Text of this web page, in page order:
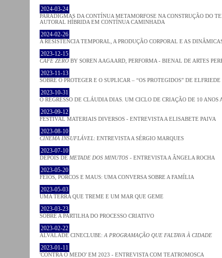
2024-03-24
PARADIGMAS DA CONTÍNUA METAMORFOSE NA CONSTRUÇÃO DO
AUTORAL HÍBRIDA EM CONTÍNUA CAMINHADA
2024-02-26
A RESISTÊNCIA TEMPORAL, A PRODUÇÃO CORPORAL E AS
2023-12-15
CAFE ZERO BY SOREN AAGAARD, PERFORMA - BIENAL DE ARTES
2023-11-13
SOBRE O PROTEGER E O SUPLICAR – “OS PROTEGIDOS” DE
2023-10-31
O REGRESSO DE CLÁUDIA DIAS. UM CICLO DE CRIAÇÃO DE 10
2023-09-12
FESTIVAL MATERIAIS DIVERSOS - ENTREVISTA A ELISABETE PAIVA
2023-08-10
CINEMA INSUFLÁVEL: ENTREVISTA A SÉRGIO MARQUES
2023-07-10
DEPOIS DE METADE DOS MINUTOS - ENTREVISTA A ÂNGELA ROCHA
2023-05-20
FEIOS, PORCOS E MAUS: UMA CONVERSA SOBRE A FAMÍLIA
2023-05-03
UMA TERRA QUE TREME E UM MAR QUE GEME
2023-03-23
SOBRE A PARTILHA DO PROCESSO CRIATIVO
2023-02-22
ALVALADE CINECLUBE: A PROGRAMAÇÃO QUE FALTAVA À CIDADE
2023-01-11
'CONTRA O MEDO' EM 2023 - ENTREVISTA COM TEATROMOSCA